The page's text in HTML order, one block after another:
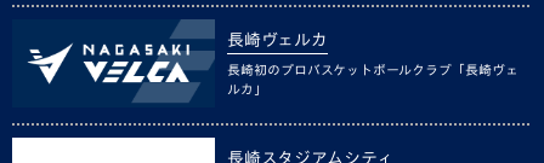
長崎ヴェルカ
長崎初のプロバスケットボールクラブ「長崎ヴェ
ルカ」
長崎スタジアムシティ